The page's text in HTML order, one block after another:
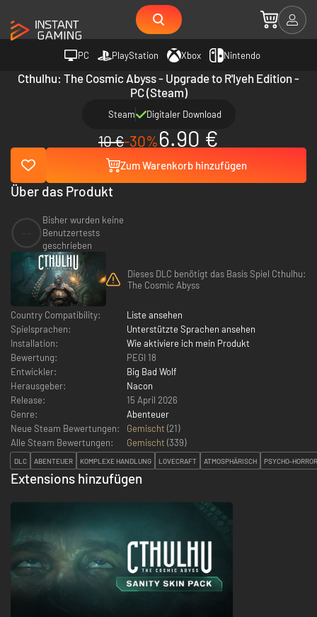
PC PlayStation Xbox Nintendo
Cthulhu: The Cosmic Abyss - Upgrade to R'lyeh Edition -
PC (Steam)
Steam Digitaler Download
10 €-30%6.90 €
Zum Warenkorb hinzufügen
Über das Produkt
Bisher wurden keine
Benutzertests
geschrieben
Dieses DLC benötigt das Basis Spiel Cthulhu:
The Cosmic Abyss
Country Compatibility:
Liste ansehen
Spielsprachen:
Unterstützte Sprachen ansehen
Installation:
Wie aktiviere ich mein Produkt
Bewertung:
PEGI 18
Entwickler:
Big Bad Wolf
Herausgeber:
Nacon
Release:
15 April 2026
Genre:
Abenteuer
Neue Steam Bewertungen:
Gemischt (21)
Alle Steam Bewertungen:
Gemischt (339)
DLC ABENTEUER KOMPLEXE HANDLUNG LOVECRAFT ATMOSPHÄRISCH PSYCHO-HORROR
Extensions hinzufügen